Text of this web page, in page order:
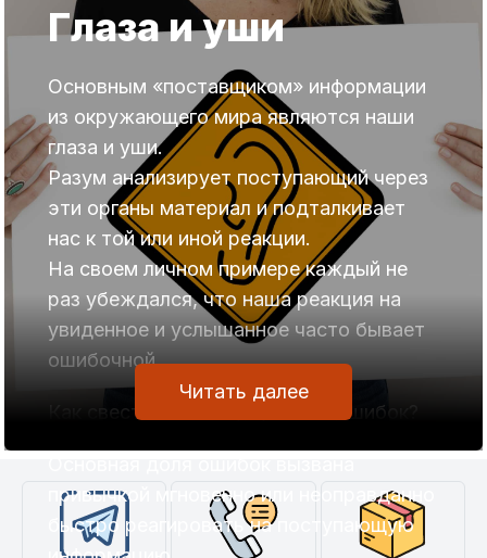
Глаза и уши
Основным «поставщиком» информации
из окружающего мира являются наши
глаза и уши.
Разум анализирует поступающий через
эти органы материал и подталкивает
нас к той или иной реакции.
На своем личном примере каждый не
раз убеждался, что наша реакция на
увиденное и услышанное часто бывает
ошибочной.
Как свести к минимуму число ошибок?
привычкой мгновенно или неоправданно
быстро реагировать на поступающую
Читать далее